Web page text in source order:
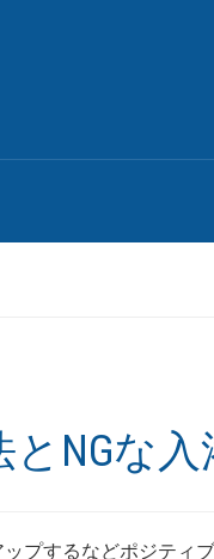
NGな入
プするなどポジティ